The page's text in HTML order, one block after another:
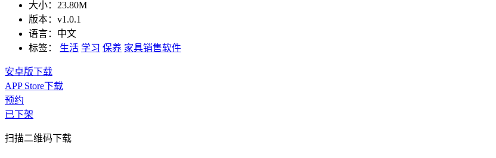
大小： 23.80M
版本： v1.0.1
语言： 中文
标签：
生活 学习 保养 家具销售软件
安卓版下载
APP Store下载
预约
已下架
扫描二维码下载